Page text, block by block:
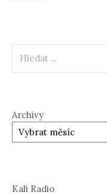
Archivy
Kali Radio